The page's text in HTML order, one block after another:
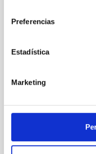
Preferencias
Estadística
Marketing
quadruply-imaged
hemispheres and
technique. This
sky background level
BIBCODE